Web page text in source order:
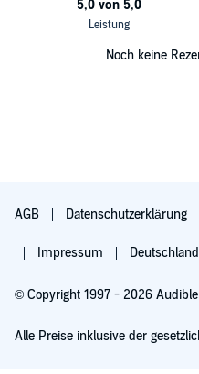
Noch keine
AGB Datenschutzerklärung
Impressum
© Copyright 1997 - 2026 Audible
Alle Preise inklusive der